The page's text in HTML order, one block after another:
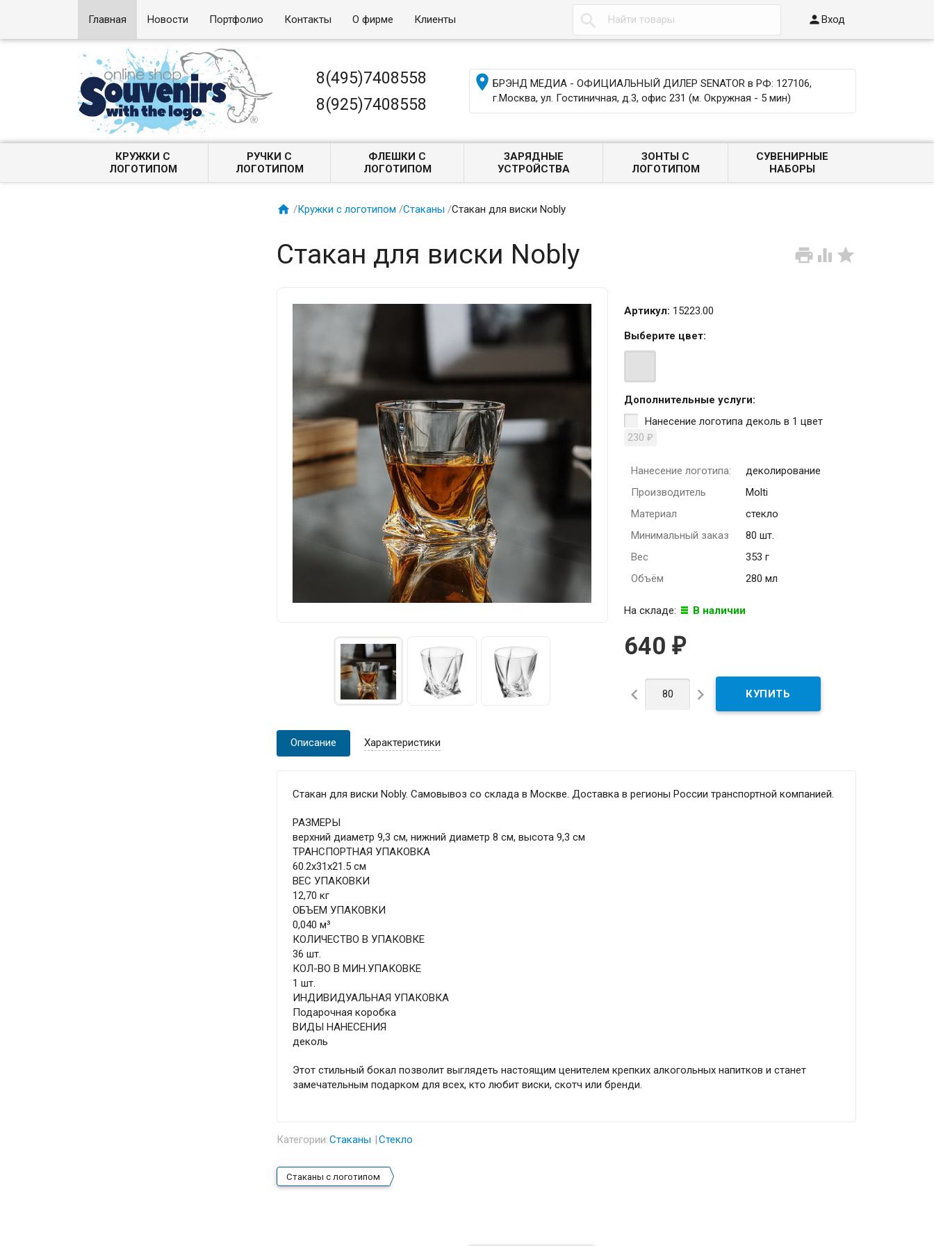
Главная Новости Портфолио Контакты О фирме Клиенты  Вход
8(495)7408558
8(925)7408558
БРЭНД МЕДИА - ОФИЦИАЛЬНЫЙ ДИЛЕР SENATOR в РФ: 127106,
г.Москва, ул. Гостиничная, д.3, офис 231 (м. Окружная - 5 мин)
КРУЖКИ С
ЛОГОТИПОМ
РУЧКИ С
ЛОГОТИПОМ
ФЛЕШКИ С
ЛОГОТИПОМ
ЗАРЯДНЫЕ
УСТРОЙСТВА
ЗОНТЫ С
ЛОГОТИПОМ
СУВЕНИРНЫЕ
НАБОРЫ
 /Кружки с логотипом /Стаканы /Стакан для виски Nobly
  
Стакан для виски Nobly
Артикул: 15223.00
Выберите цвет:
Дополнительные услуги:
Нанесение логотипа деколь в 1 цвет
230₽
Нанесение логотипа:
деколирование
Производитель
Molti
Материал
стекло
Минимальный заказ
80 шт.
Вес
353 г
Объём
280 мл
На складе: В наличии
640₽
 
Описание Характеристики
Стакан для виски Nobly. Самовывоз со склада в Москве. Доставка в регионы России транспортной компанией.
РАЗМЕРЫ
верхний диаметр 9,3 см, нижний диаметр 8 см, высота 9,3 см
ТРАНСПОРТНАЯ УПАКОВКА
60.2x31x21.5 см
ВЕС УПАКОВКИ
12,70 кг
ОБЪЕМ УПАКОВКИ
0,040 м³
КОЛИЧЕСТВО В УПАКОВКЕ
36 шт.
КОЛ-ВО В МИН.УПАКОВКЕ
1 шт.
ИНДИВИДУАЛЬНАЯ УПАКОВКА
Подарочная коробка
ВИДЫ НАНЕСЕНИЯ
деколь
Этот стильный бокал позволит выглядеть настоящим ценителем крепких алкогольных напитков и станет
замечательным подарком для всех, кто любит виски, скотч или бренди.
Категории:Стаканы Стекло
Стаканы с логотипом